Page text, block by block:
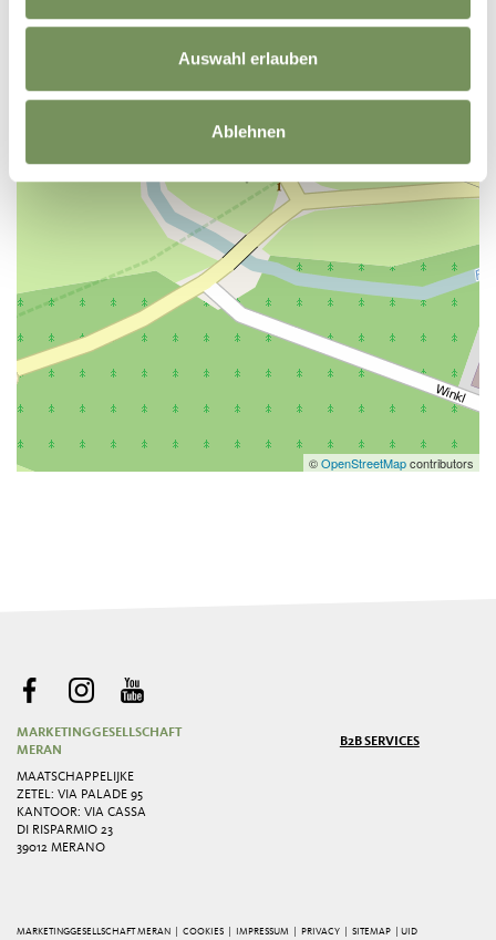
Auswahl erlauben
Ablehnen
©OpenStreetMapcontributors
MARKETINGGESELLSCHAFT
MERAN
MAATSCHAPPELIJKE
ZETEL: VIA PALADE 95
KANTOOR: VIA CASSA
DI RISPARMIO 23
39012 MERANO
B2B SERVICES
MARKETINGGESELLSCHAFT MERAN | COOKIES IMPRESSUM |PRIVACY |SITEMAP
| UID